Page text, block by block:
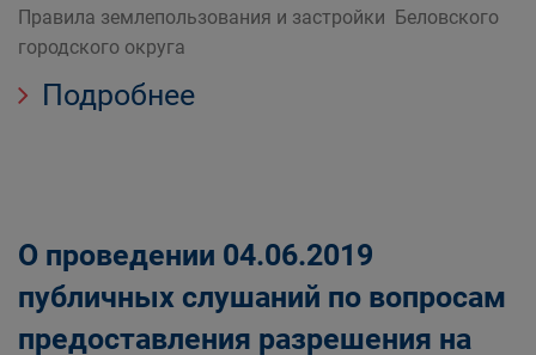
Правила землепользования и застройки Беловского
городского округа
Подробнее
О проведении 04.06.2019
публичных слушаний по вопросам
предоставления разрешения на